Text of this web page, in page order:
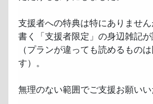
支援者への特典は特にありませ
書く「支援者限定」の身辺雑記
（プランが違っても読めるもの
す）。
無理のない範囲でご支援お願いい